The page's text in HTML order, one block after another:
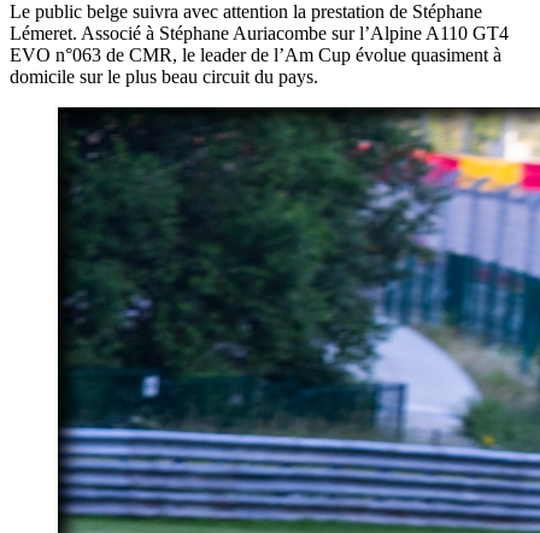
Le public belge suivra avec attention la prestation de Stéphane
Lémeret. Associé à Stéphane Auriacombe sur l’Alpine A110 GT4
EVO n°063 de CMR, le leader de l’Am Cup évolue quasiment à
domicile sur le plus beau circuit du pays.